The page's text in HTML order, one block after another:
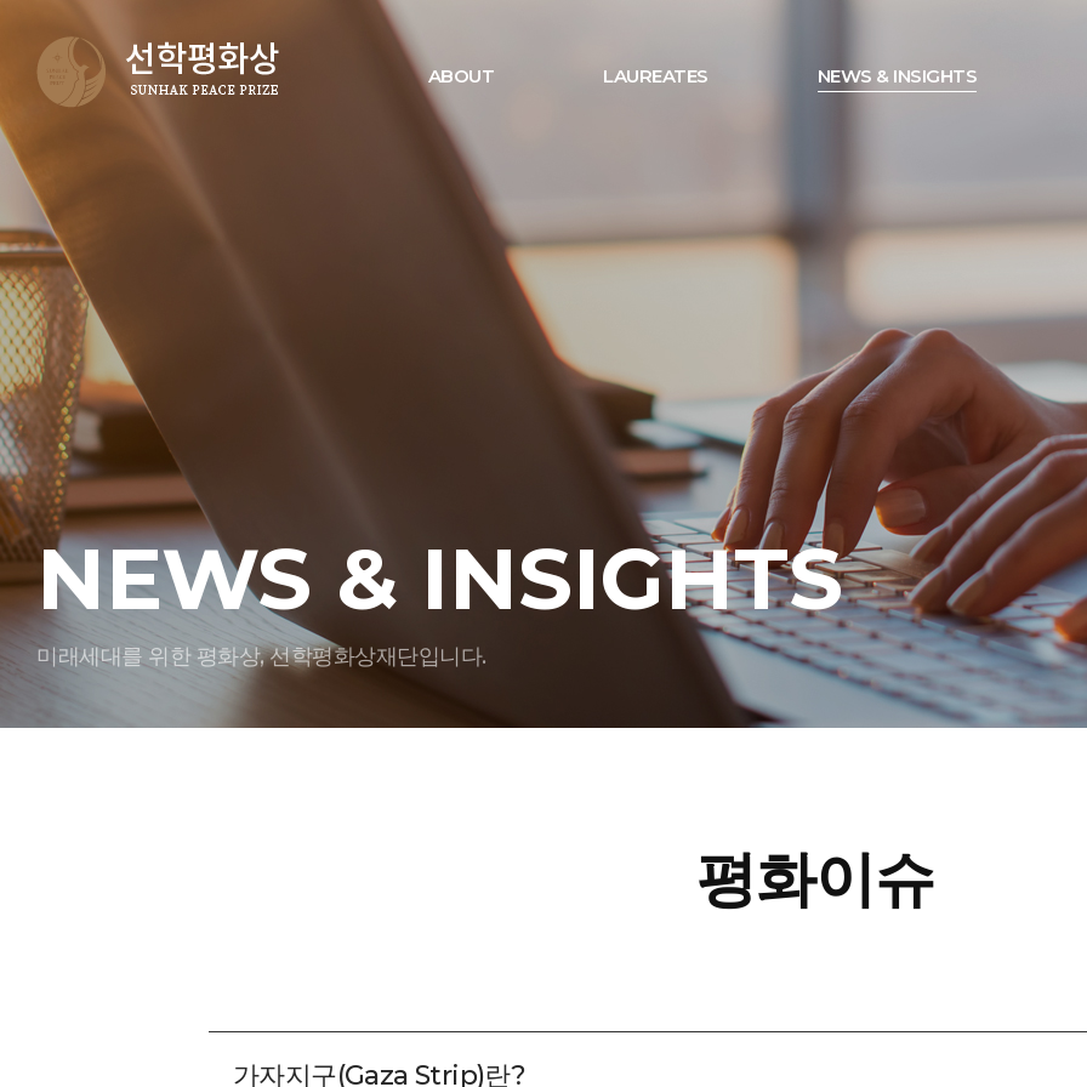
ABOUT LAUREATES NEWS & INSIGHTS
NEWS & INSIGHTS
미래세대를 위한 평화상, 선학평화상재단입니다.
평화이슈
가자지구(Gaza Strip)란?